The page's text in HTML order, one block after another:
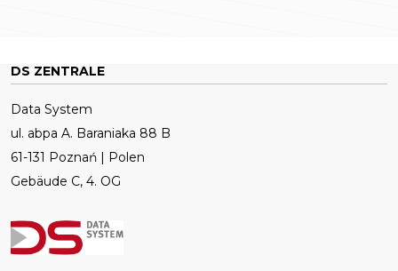
DS ZENTRALE
Data System
ul. abpa A. Baraniaka 88 B
61-131 Poznań | Polen
Gebäude C, 4. OG